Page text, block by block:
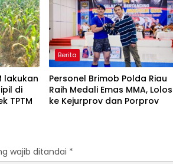
lakukan
di
TPTM
Berita
Personel Brimob Polda Riau
Raih Medali Emas MMA, Lolos
ke Kejurprov dan Porprov
wajib ditandai *